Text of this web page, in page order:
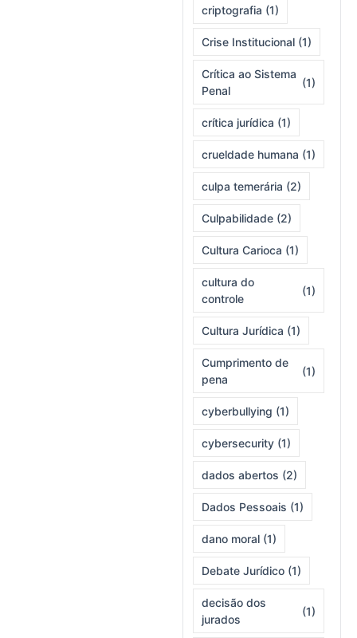
criptografia (1)
Crise Institucional (1)
Crítica ao Sistema
Penal
(1)
crítica jurídica (1)
crueldade humana (1)
culpa temerária (2)
Culpabilidade (2)
Cultura Carioca (1)
cultura do
controle
(1)
Cultura Jurídica (1)
Cumprimento de
pena
(1)
cyberbullying (1)
cybersecurity (1)
dados abertos (2)
Dados Pessoais (1)
dano moral (1)
Debate Jurídico (1)
decisão dos
jurados
(1)